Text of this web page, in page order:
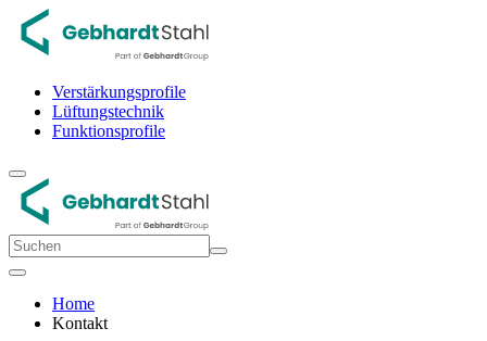
Verstärkungsprofile
Lüftungstechnik
Funktionsprofile
Home
Kontakt